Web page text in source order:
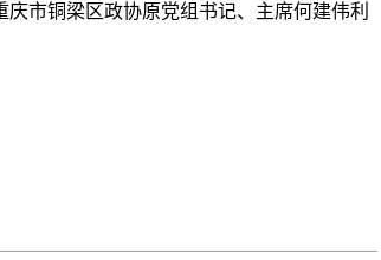
市铜梁区政协原党组书记、主席何建伟利